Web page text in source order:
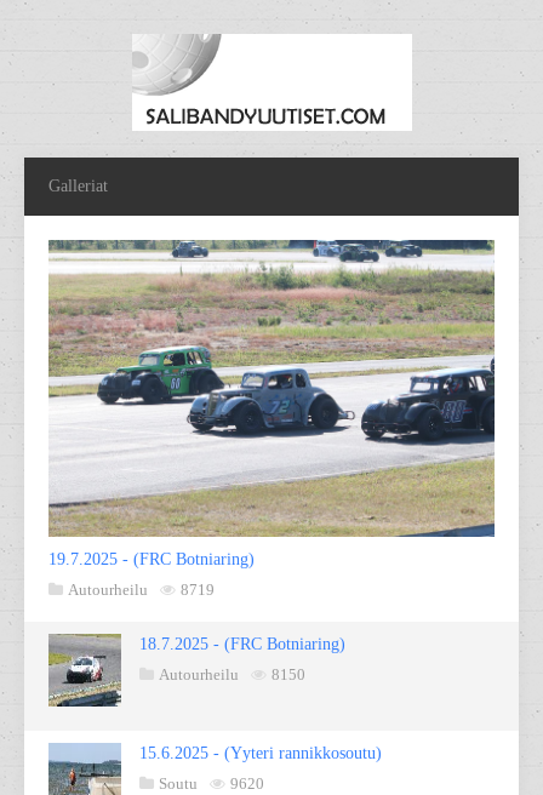
Galleriat
19.7.2025 - (FRC Botniaring)
Autourheilu
8719
18.7.2025 - (FRC Botniaring)
Autourheilu
8150
15.6.2025 - (Yyteri rannikkosoutu)
Soutu
9620